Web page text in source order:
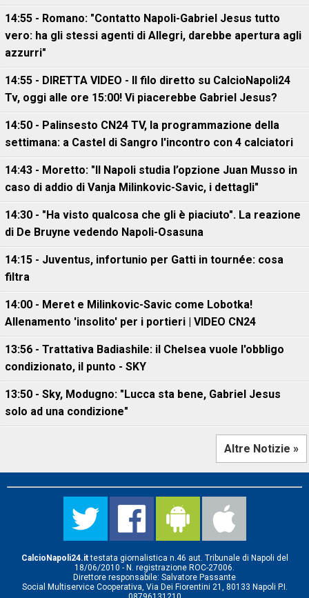
14:55 - Romano: "Contatto Napoli-Gabriel Jesus tutto
vero: ha gli stessi agenti di Allegri, darebbe apertura agli
azzurri"
14:55 - DIRETTA VIDEO - Il filo diretto su CalcioNapoli24
Tv, oggi alle ore 15:00! Vi piacerebbe Gabriel Jesus?
14:50 - Palinsesto CN24 TV, la programmazione della
settimana: a Castel di Sangro l'incontro con 4 calciatori
14:43 - Moretto: "Il Napoli studia l’opzione Juan Musso in
caso di addio di Vanja Milinkovic-Savic, i dettagli"
14:30 - "Ha visto qualcosa che gli è piaciuto". La reazione
di De Bruyne vedendo Napoli-Osasuna
14:15 - Juventus, infortunio per Gatti in tournée: cosa
filtra
14:00 - Meret e Milinkovic-Savic come Lobotka!
Allenamento 'insolito' per i portieri | VIDEO CN24
13:56 - Trattativa Badiashile: il Chelsea vuole l'obbligo
condizionato, il punto - SKY
13:50 - Sky, Modugno: "Lucca sta bene, Gabriel Jesus
solo ad una condizione"
Altre Notizie »
CalcioNapoli24.ittestata giornalistica n.46 aut. Tribunale di Napoli del
18/06/2010 - N. registrazione ROC-27006.
Direttore responsabile: Salvatore Passante
Social Multiservice Cooperativa, Via Dei Fiorentini 21, 80133 Napoli P.I.